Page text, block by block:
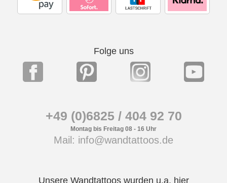
Folge uns
+49 (0)6825 / 404 92 70
Montag bis Freitag 08 - 16 Uhr
Mail: info@wandtattoos.de
Unsere Wandtattoos wurden u.a. hier